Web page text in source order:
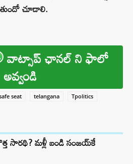
చూడాలి.
వాట్సాప్ ఛానల్ ని ఫాలో
అవ్వండి
seat telangana
Tpolitics
సారథి? మళ్లీ బండి సంజయ్‌కే